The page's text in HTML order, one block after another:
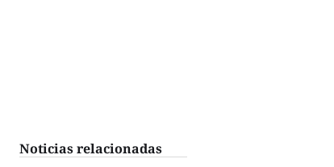
Noticias relacionadas